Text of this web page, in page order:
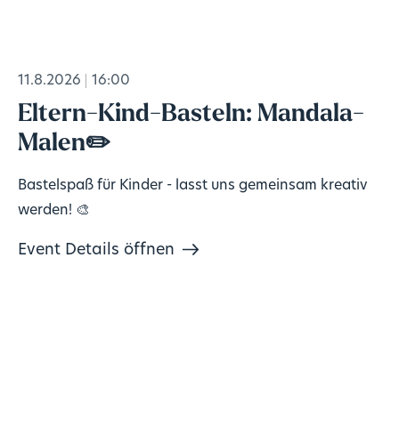
11.8.2026 16:00
Eltern-Kind-Basteln: Mandala-
Malen✏️
Bastelspaß für Kinder - lasst uns gemeinsam kreativ
werden! 🎨
Event Details öffnen